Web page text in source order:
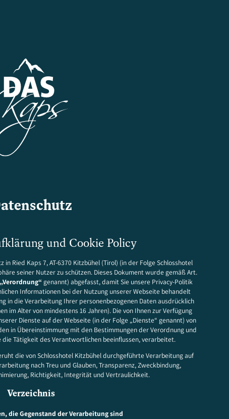
und Cookie Policy
Ried Kaps 7, AT-6370 Kitzbühel (Tirol) (in der Folge Schlosshotel
seiner Nutzer zu schützen. Dieses Dokument wurde gemäß Art.
„Verordnung“ genannt) abgefasst, damit Sie unsere Privacy-Politik
Informationen bei der Nutzung unserer Webseite behandelt
in die Verarbeitung Ihrer personenbezogenen Daten ausdrücklich
im Alter von mindestens 16 Jahren). Die von Ihnen zur Verfügung
Dienste auf der Webseite (in der Folge „Dienste“ genannt) von
in Übereinstimmung mit den Bestimmungen der Verordnung und
Tätigkeit des Verantwortlichen beeinflussen, verarbeitet.
die von Schlosshotel Kitzbühel durchgeführte Verarbeitung auf
nach Treu und Glauben, Transparenz, Zweckbindung,
Richtigkeit, Integrität und Vertraulichkeit.
Verzeichnis
die Gegenstand der Verarbeitung sind